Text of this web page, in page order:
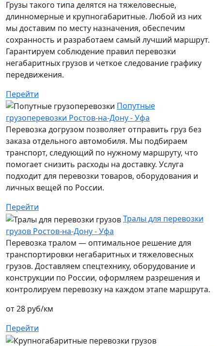
Грузы такого типа делятся на тяжеловесные,
длинномерные и крупногабаритные. Любой из них
мы доставим по месту назначения, обеспечим
сохранность и разработаем самый лучший маршрут.
Гарантируем соблюдение правил перевозки
негабаритных грузов и четкое следование графику
передвижения.
Перейти
Попутные
грузоперевозки Ростов-на-Дону - Уфа
Перевозка догрузом позволяет отправить груз без
заказа отдельного автомобиля. Мы подбираем
транспорт, следующий по нужному маршруту, что
помогает снизить расходы на доставку. Услуга
подходит для перевозки товаров, оборудования и
личных вещей по России.
Перейти
Тралы для перевозки
грузов Ростов-на-Дону - Уфа
Перевозка тралом — оптимальное решение для
транспортировки негабаритных и тяжеловесных
грузов. Доставляем спецтехнику, оборудование и
конструкции по России, оформляем разрешения и
контролируем перевозку на каждом этапе маршрута.
от 28 руб/км
Перейти